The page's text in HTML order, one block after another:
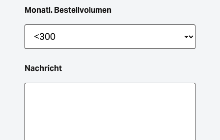
Monatl. Bestellvolumen
Nachricht